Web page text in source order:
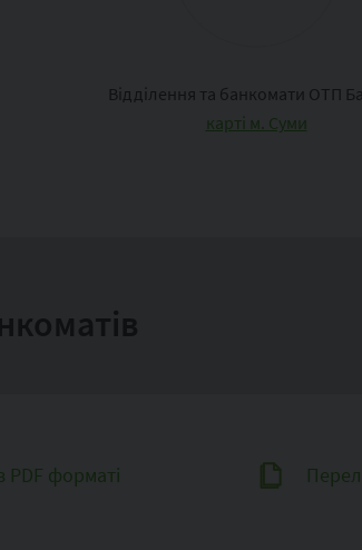
Відділення та банкомати ОТП
карті м. Суми
PDF форматі